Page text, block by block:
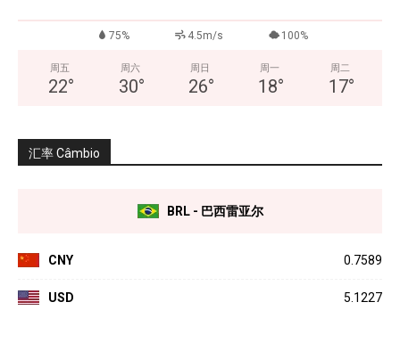
75% 4.5m/s 100%
周五
22°
周六
30°
周日
26°
周一
18°
周二
17°
汇率 Câmbio
BRL - 巴西雷亚尔
CNY 0.7589
USD 5.1227